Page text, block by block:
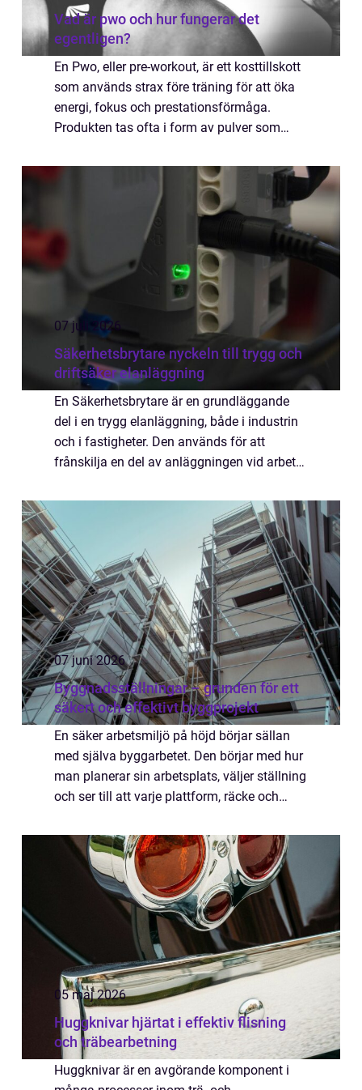
Vad är pwo och hur fungerar det
egentligen?
En Pwo, eller pre-workout, är ett kosttillskott
som används strax före träning för att öka
energi, fokus och prestationsförmåga.
Produkten tas ofta i form av pulver som
07 juli 2026
Säkerhetsbrytare nyckeln till trygg och
driftsäker elanläggning
En Säkerhetsbrytare är en grundläggande
del i en trygg elanläggning, både i industrin
och i fastigheter. Den används för att
frånskilja en del av anläggningen vid arbete,
korrekt installation minskar risken fö...
07 juni 2026
Byggnadsställningar – grunden för ett
säkert och effektivt byggprojekt
En säker arbetsmiljö på höjd börjar sällan
med själva byggarbetet. Den börjar med hur
man planerar sin arbetsplats, väljer ställning
och ser till att varje plattform, räcke och
05 maj 2026
Huggknivar hjärtat i effektiv flisning
och träbearbetning
Huggknivar är en avgörande komponent i